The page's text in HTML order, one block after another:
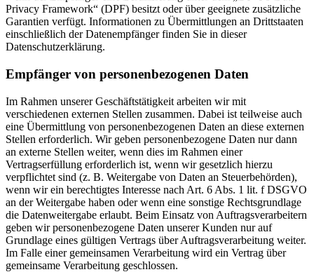
Privacy Framework“ (DPF) besitzt oder über geeignete zusätzliche
Garantien verfügt. Informationen zu Übermittlungen an Drittstaaten
einschließlich der Datenempfänger finden Sie in dieser
Datenschutzerklärung.
Empfänger von personenbezogenen Daten
Im Rahmen unserer Geschäftstätigkeit arbeiten wir mit
verschiedenen externen Stellen zusammen. Dabei ist teilweise auch
eine Übermittlung von personenbezogenen Daten an diese externen
Stellen erforderlich. Wir geben personenbezogene Daten nur dann
an externe Stellen weiter, wenn dies im Rahmen einer
Vertragserfüllung erforderlich ist, wenn wir gesetzlich hierzu
verpflichtet sind (z. B. Weitergabe von Daten an Steuerbehörden),
wenn wir ein berechtigtes Interesse nach Art. 6 Abs. 1 lit. f DSGVO
an der Weitergabe haben oder wenn eine sonstige Rechtsgrundlage
die Datenweitergabe erlaubt. Beim Einsatz von Auftragsverarbeitern
geben wir personenbezogene Daten unserer Kunden nur auf
Grundlage eines gültigen Vertrags über Auftragsverarbeitung weiter.
Im Falle einer gemeinsamen Verarbeitung wird ein Vertrag über
gemeinsame Verarbeitung geschlossen.